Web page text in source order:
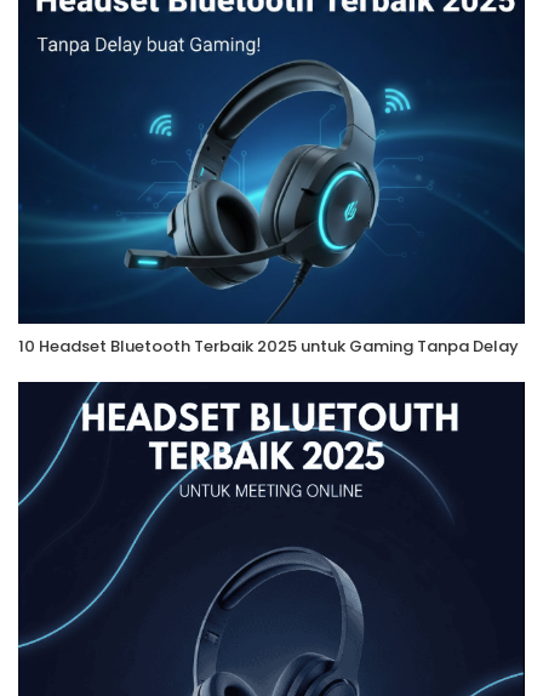
10 Headset Bluetooth Terbaik 2025 untuk Gaming Tanpa Delay